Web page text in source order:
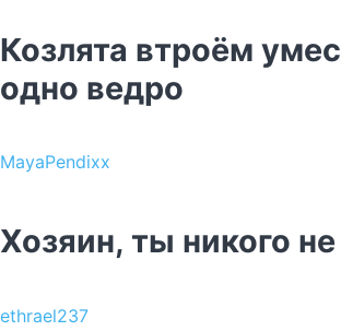
Козлята втроём
одно ведро
MayaPendixx
Хозяин, ты никого
ethrael237